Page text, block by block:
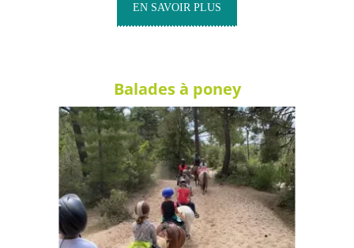
EN SAVOIR PLUS
Balades à poney